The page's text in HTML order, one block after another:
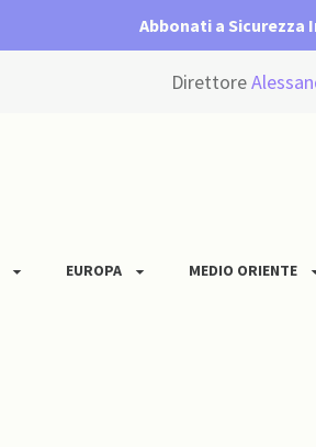
Abbonati a Sicurezza
Direttore
EUROPA MEDIO ORIENTE